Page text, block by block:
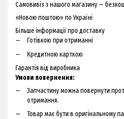
Самовивіз з нашого магазину —
«Новою поштою» по Україні
Більше інформації про доставку
Готівкою при отриманні
Кредитною карткою
Гарантія від виробника
Умови повернення:
Запчастину можна повернути
отримання.
Товар має бути в оригінальному